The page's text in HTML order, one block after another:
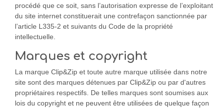
procédé que ce soit, sans l’autorisation expresse de l’exploitant
du site internet constituerait une contrefaçon sanctionnée par
l’article L335-2 et suivants du Code de la propriété
intellectuelle.
Marques et copyright
La marque Clip&Zip et toute autre marque utilisée dans notre
site sont des marques détenues par Clip&Zip ou par d'autres
propriétaires respectifs. De telles marques sont soumises aux
lois du copyright et ne peuvent être utilisées de quelque façon